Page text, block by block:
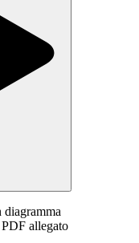
diagramma
allegato